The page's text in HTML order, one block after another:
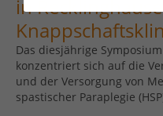
in
Das diesjährige
konzentriert sich auf die
und der Versorgung von
spastischer Paraplegie